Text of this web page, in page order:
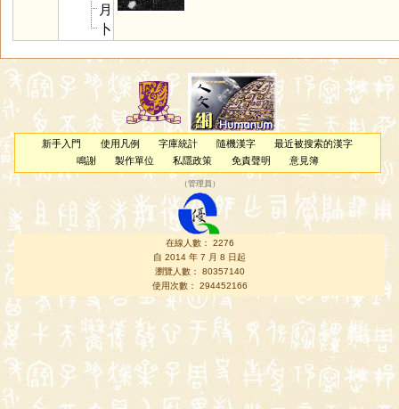
月
卜
新手入門 使用凡例 字庫統計 隨機漢字
最近被搜索的漢字
鳴謝
製作單位 私隱政策 免責聲明 意見簿
（管理員 ）
在線人數： 2276
自 2014 年 7 月 8 日起
瀏覽人數： 80357140
使用次數： 294452166